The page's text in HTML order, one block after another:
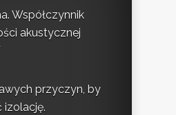
Współczynnik
akustycznej
przyczyn, by
izolację.